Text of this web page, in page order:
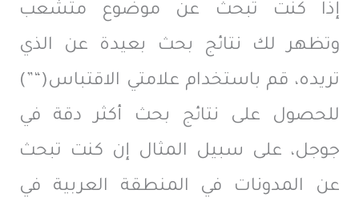
إذا كنت تبحث عن موضوع متشعب
وتظهر لك نتائج بحث بعيدة عن الذي
تريده، قم باستخدام علامتي الاقتباس(“”)
للحصول على نتائج بحث أكثر دقة في
جوجل، على سبيل المثال إن كنت تبحث
عن المدونات في المنطقة العربية في